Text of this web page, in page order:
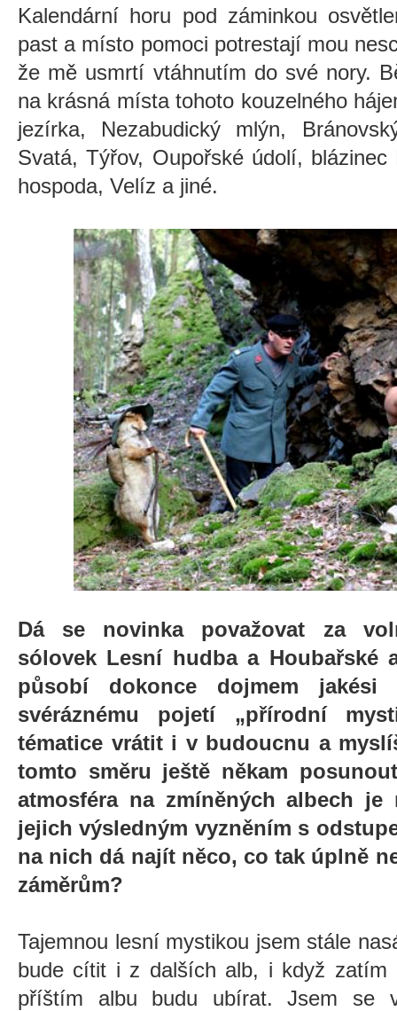
Kalendární horu pod záminkou
past a místo pomoci potrestají mou
že mě usmrtí vtáhnutím do své nory.
na krásná místa tohoto kouzelného
jezírka, Nezabudický mlýn,
Svatá, Týřov, Oupořské údolí,
hospoda, Velíz a jiné.
Dá se novinka považovat za
sólovek Lesní hudba a Houbařské
působí dokonce dojmem jakési
svéráznému pojetí „přírodní
tématice vrátit i v budoucnu a
tomto směru ještě někam
atmosféra na zmíněných albech
jejich výsledným vyzněním s
na nich dá najít něco, co tak úplně
záměrům?
Tajemnou lesní mystikou jsem stále
bude cítit i z dalších alb, i když zatím
příštím albu budu ubírat. Jsem se